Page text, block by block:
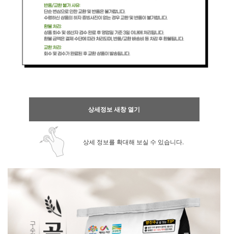
상세정보 새창 열기
상세 정보를 확대해 보실 수 있습니다.